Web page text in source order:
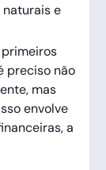
e
preciso não
mas
envolve
a